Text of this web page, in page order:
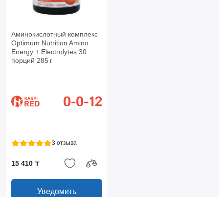
Аминокислотный комплекс
Optimum Nutrition Amino
Energy + Electrolytes 30
порций 285 г
3 отзыва
15 410 ₸
Уведомить